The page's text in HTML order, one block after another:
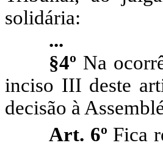
solidária:
...
§4º Na
inciso III deste
decisão à
Art. 6º Fica